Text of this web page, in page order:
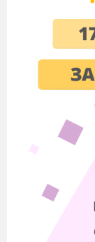
1.Робота з
Визначте
в таблицю.
південна
західна
2.Робота з